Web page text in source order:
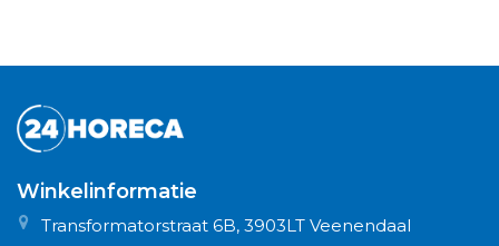
Winkelinformatie
Transformatorstraat 6B, 3903LT Veenendaal